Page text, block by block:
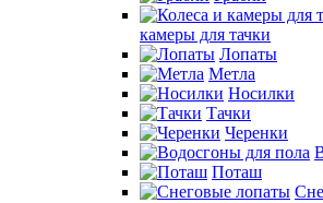
камеры для тачки
Лопаты
Метла
Носилки
Тачки
Черенки
Поташ